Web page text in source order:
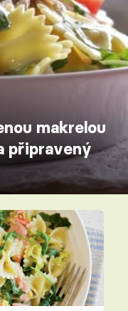
makrelou
připravený